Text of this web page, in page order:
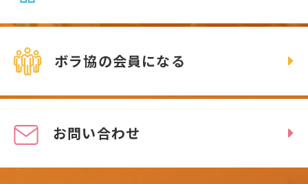
ボラ協の会員になる
お問い合わせ